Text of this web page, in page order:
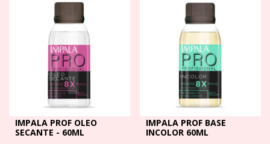
IMPALA PROF OLEO
SECANTE - 60ML
IMPALA PROF BASE
INCOLOR 60ML